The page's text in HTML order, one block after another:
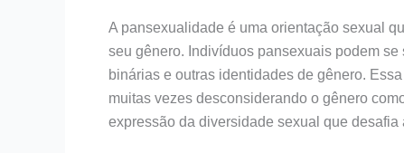
A pansexualidade é uma orientação sexual
seu gênero. Indivíduos pansexuais podem
binárias e outras identidades de gênero.
muitas vezes desconsiderando o gênero
expressão da diversidade sexual que